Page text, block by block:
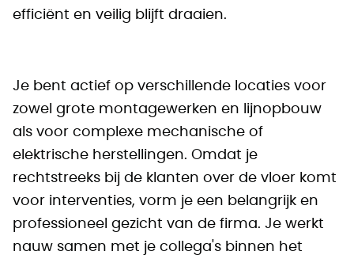
efficiënt en veilig blijft draaien.
Je bent actief op verschillende locaties voor
zowel grote montagewerken en lijnopbouw
als voor complexe mechanische of
elektrische herstellingen. Omdat je
rechtstreeks bij de klanten over de vloer komt
voor interventies, vorm je een belangrijk en
professioneel gezicht van de firma. Je werkt
nauw samen met je collega's binnen het